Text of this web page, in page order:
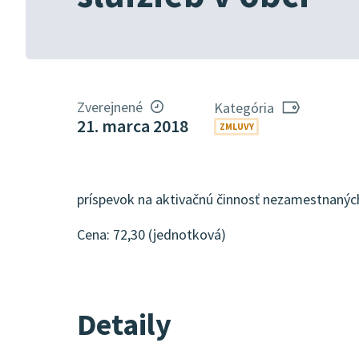
Zverejnené
21. marca 2018
Kategória
ZMLUVY
príspevok na aktivačnú činnosť
Cena: 72,30 (jednotková)
Detaily